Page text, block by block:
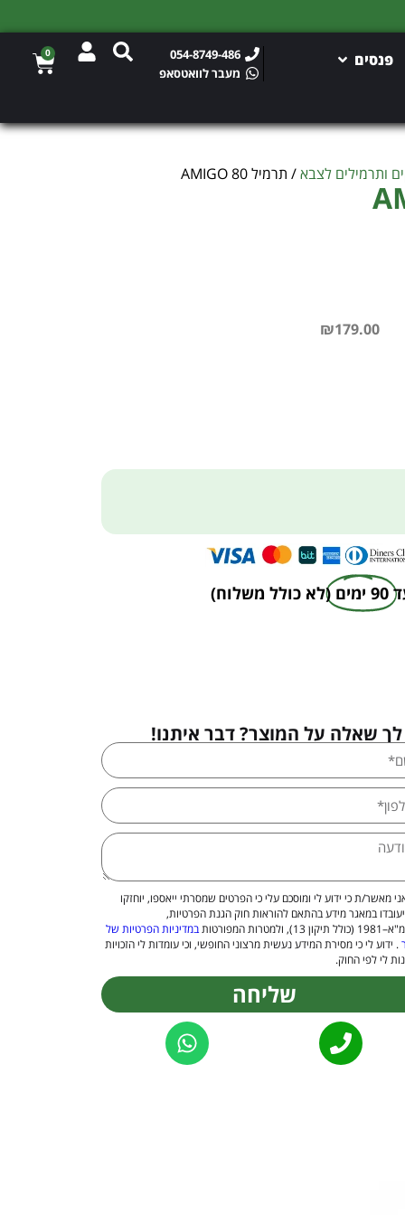
פנסים
054-8749-486
מעבר לוואטסאפ
0
ותרמילים לצבא/ תרמיל AMIGO 80
₪179.00
90 ימים (לא כולל משלוח)
שאלה על המוצר? דבר איתנו!
מאשר/ת כי ידוע לי ומוסכם עלי כי הפרטים שמסרתי ייאספו, יוחזקו
במאגר מידע בהתאם להוראות חוק הגנת הפרטיות,
ולמטרות המפורטות
במדיניות הפרטיות של
. ידוע לי כי מסירת המידע נעשית מרצוני החופשי, וכי עומדות לי הזכויות
לי לפי החוק.
שליחה